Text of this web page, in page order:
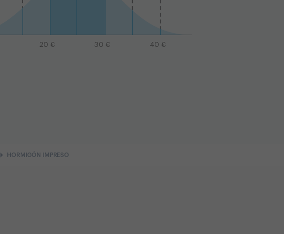
20 € 30 € 40 €
arrow_right HORMIGÓN IMPRESO